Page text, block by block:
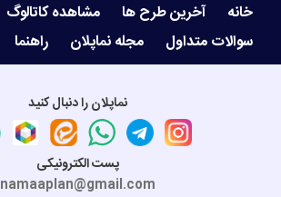
خانه آخرین طرح ها
مشاهده کاتالوگ
سوالات متداول
مجله نماپلان راهنما
نماپلان را دنبال کنید
پست الکترونیکی
namaaplan@gmail.com